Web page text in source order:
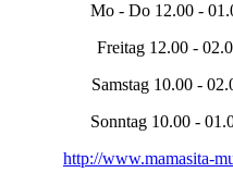
Mo - Do 12.00 -
Freitag 12.00 -
Samstag 10.00 -
Sonntag 10.00 -
http://www.mamasita-